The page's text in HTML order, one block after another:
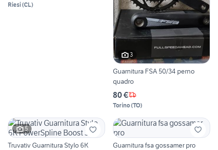
Riesi(CL)
3
Guarnitura FSA 50/34 perno
quadro
80 €
Torino(TO)
5
Truvativ Guarnitura Stylo 6K
Guarnitura fsa gossamer pro